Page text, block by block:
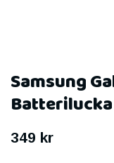
Samsung
349 kr